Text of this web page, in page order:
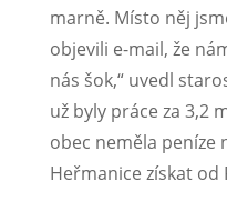
marně. Místo něj
objevili e-mail, že
nás šok,“ uvedl
už byly práce za 3,2
obec neměla peníze
Heřmanice získat od